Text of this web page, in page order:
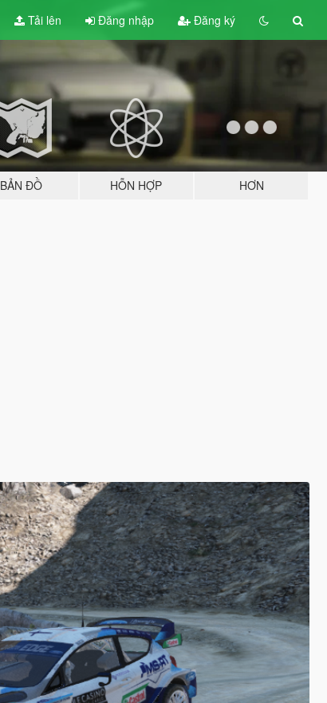
Tải lên Đăng nhập Đăng ký
BẢN ĐỒ HỖN HỢP HƠN